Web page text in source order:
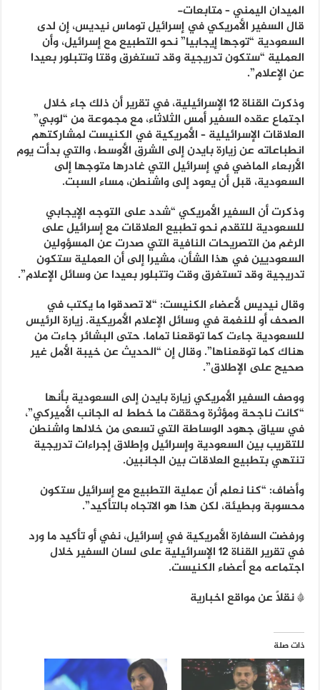
الميدان اليمني – متابعات-
قال السفير الأمريكي في إسرائيل توماس نيديس، إن لدى
السعودية “توجها إيجابيا” نحو التطبيع مع إسرائيل، وأن
العملية “ستكون تدريجية وقد تستغرق وقتا وتتبلور بعيدا
عن الإعلام”.
وذكرت القناة 12 الإسرائيلية، في تقرير أن ذلك جاء خلال
اجتماع عقده السفير أمس الثلاثاء، مع مجموعة من “لوبي”
العلاقات الإسرائيلية – الأمريكية في الكنيست لمشاركتهم
انطباعاته عن زيارة بايدن إلى الشرق الأوسط، والتي بدأت يوم
الأربعاء الماضي في إسرائيل التي غادرها متوجها إلى
السعودية، قبل أن يعود إلى واشنطن، مساء السبت.
وذكرت أن السفير الأمريكي “شدد على التوجه الإيجابي
للسعودية للتقدم نحو تطبيع العلاقات مع إسرائيل على
الرغم من التصريحات النافية التي صدرت عن المسؤولين
السعوديين في هذا الشأن، مشيرا إلى أن العملية ستكون
تدريجية وقد تستغرق وقت وتتبلور بعيدا عن وسائل الإعلام”.
وقال نيديس لأعضاء الكنيست: “لا تصدقوا ما يكتب في
الصحف أو للنغمة في وسائل الإعلام الأمريكية. زيارة الرئيس
للسعودية جاءت كما توقعنا تماما. حتى البشائر جاءت من
هناك كما توقعناها”. وقال إن “الحديث عن خيبة الأمل غير
صحيح على الإطلاق”.
ووصف السفير الأمريكي زيارة بايدن إلى السعودية بأنها
“كانت ناجحة ومؤثرة وحققت ما خطط له الجانب الأميركي”،
في سياق جهود الوساطة التي تسعى من خلالها واشنطن
للتقريب بين السعودية وإسرائيل وإطلاق إجراءات تدريجية
تنتهي بتطبيع العلاقات بين الجانبين.
وأضاف: “كنا نعلم أن عملية التطبيع مع إسرائيل ستكون
محسوبة وبطيئة، لكن هذا هو الاتجاه بالتأكيد”.
ورفضت السفارة الأمريكية في إسرائيل، نفي أو تأكيد ما ورد
في تقرير القناة 12 الإسرائيلية على لسان السفير خلال
اجتماعه مع أعضاء الكنيست.
* نقلاً عن مواقع اخبارية
ذات صلة